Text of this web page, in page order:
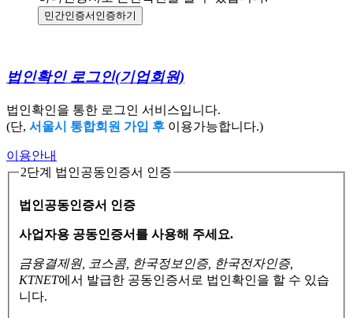
민간인증서 인증하기
법인확인 로그인(기업회원)
법인확인을 통한 로그인 서비스입니다.
(단, 서울시 통합회원 가입 후 이용가능합니다.)
이용안내
2단계 법인공동인증서 인증
법인공동인증서 인증
사업자용 공동인증서를 사용해 주세요.
금융결제원, 코스콤, 한국정보인증, 한국전자인증,
KTNET에서 발급한 공동인증서로 법인확인을 할 수 있습
니다.